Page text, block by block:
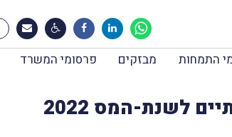
התמחות מבזקים פרסומי המשרד
לשנת-המס 2022